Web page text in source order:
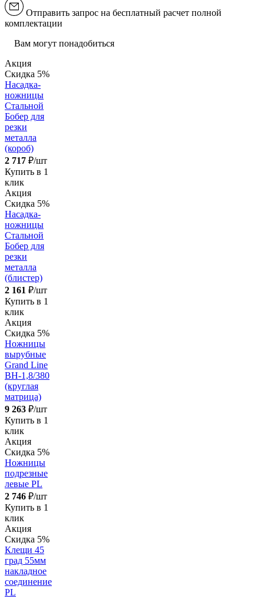
Отправить запрос на бесплатный расчет полной
комплектации
Вам могут понадобиться
Акция
Скидка 5%
Насадка-
ножницы
Стальной
Бобер для
резки
металла
(короб)
2 717 ₽/шт
Купить в 1
клик
Акция
Скидка 5%
Насадка-
ножницы
Стальной
Бобер для
резки
металла
(блистер)
2 161 ₽/шт
Купить в 1
клик
Акция
Скидка 5%
Ножницы
вырубные
Grand Line
ВН-1,8/380
(круглая
матрица)
9 263 ₽/шт
Купить в 1
клик
Акция
Скидка 5%
Ножницы
подрезные
левые PL
2 746 ₽/шт
Купить в 1
клик
Акция
Скидка 5%
Клещи 45
град 55мм
накладное
соединение
PL